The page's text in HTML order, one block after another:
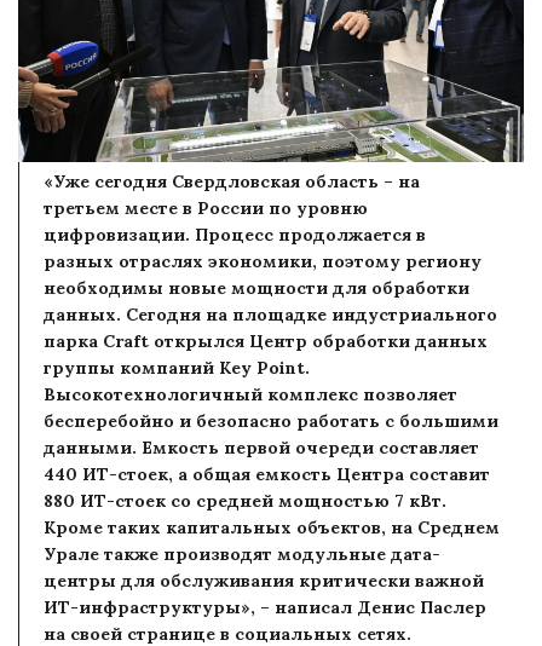
«Уже сегодня Свердловская область – на
третьем месте в России по уровню
цифровизации. Процесс продолжается в
разных отраслях экономики, поэтому региону
необходимы новые мощности для обработки
данных. Сегодня на площадке индустриального
парка Craft открылся Центр обработки данных
группы компаний Key Point.
Высокотехнологичный комплекс позволяет
бесперебойно и безопасно работать с большими
данными. Емкость первой очереди составляет
440 ИТ-стоек, а общая емкость Центра составит
880 ИТ-стоек со средней мощностью 7 кВт.
Кроме таких капитальных объектов, на Среднем
Урале также производят модульные дата-
центры для обслуживания критически важной
ИТ-инфраструктуры», – написал Денис Паслер
на своей странице в социальных сетях.